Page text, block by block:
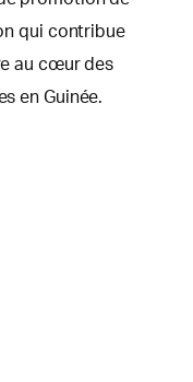
qui contribue
au cœur des
en Guinée.